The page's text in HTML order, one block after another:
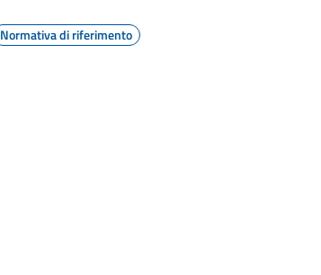
Normativa di riferimento